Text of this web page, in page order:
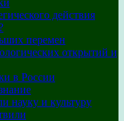
действия
перемен
открытий и
в России
науку и культуру